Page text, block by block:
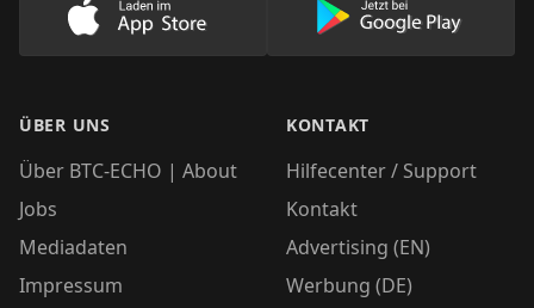
Lade unsere App im AppStore herunter
Lade unsere
ÜBER UNS
Über BTC-ECHO | About
Jobs
Mediadaten
Impressum
KONTAKT
Hilfecenter / Support
Kontakt
Advertising (EN)
Werbung (DE)